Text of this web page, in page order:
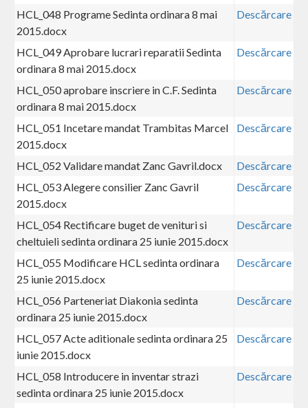
HCL_048 Programe Sedinta ordinara 8 mai
2015.docx
Descărcare
HCL_049 Aprobare lucrari reparatii Sedinta
ordinara 8 mai 2015.docx
Descărcare
HCL_050 aprobare inscriere in C.F. Sedinta
ordinara 8 mai 2015.docx
Descărcare
HCL_051 Incetare mandat Trambitas Marcel
2015.docx
Descărcare
HCL_052 Validare mandat Zanc Gavril.docx
Descărcare
HCL_053 Alegere consilier Zanc Gavril
2015.docx
Descărcare
HCL_054 Rectificare buget de venituri si
cheltuieli sedinta ordinara 25 iunie 2015.docx
Descărcare
HCL_055 Modificare HCL sedinta ordinara
25 iunie 2015.docx
Descărcare
HCL_056 Parteneriat Diakonia sedinta
ordinara 25 iunie 2015.docx
Descărcare
HCL_057 Acte aditionale sedinta ordinara 25
iunie 2015.docx
Descărcare
HCL_058 Introducere in inventar strazi
sedinta ordinara 25 iunie 2015.docx
Descărcare